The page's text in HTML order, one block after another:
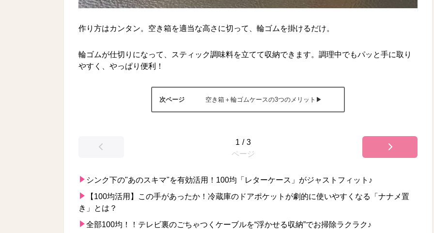
作り方はカンタン。空き箱を適当な高さに切って、輪ゴムを掛けるだけ。
輪ゴムが仕切りになって、スティック調味料を立てて収納できます。調理中でもパッと手に取り
やすく、やっぱり便利！
空き箱＋輪ゴムケースの3つのメリット▶
1 / 3
ページ
シンク下の"あのスキマ"を有効活用！100均「レターケース」がジャストフィット♪
【100均活用】この手があったか！冷蔵庫のドアポケットが劇的に使いやすくなる「ナナメ置
き」とは？
全部100均！！テレビ裏のごちゃつくケーブルを“浮かせる収納”でお掃除ラクラク♪